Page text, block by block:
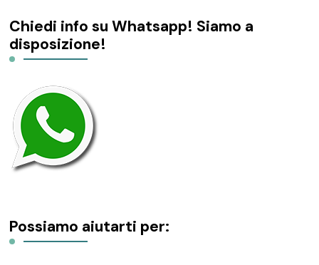
Chiedi info su Whatsapp! Siamo a
disposizione!
Possiamo aiutarti per: